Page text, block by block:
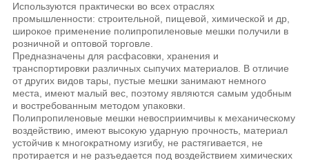
Используются практически во всех отраслях
промышленности: строительной, пищевой, химической и др,
широкое применение полипропиленовые мешки получили в
розничной и оптовой торговле.
Предназначены для расфасовки, хранения и
транспортировки различных сыпучих материалов. В отличие
от других видов тары, пустые мешки занимают немного
места, имеют малый вес, поэтому являются самым удобным
и востребованным методом упаковки.
Полипропиленовые мешки невосприимчивы к механическому
воздействию, имеют высокую ударную прочность, материал
устойчив к многократному изгибу, не растягивается, не
протирается и не разъедается под воздействием химических